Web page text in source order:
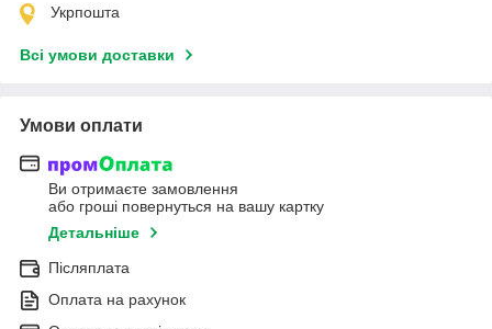
Укрпошта
Всі умови доставки
Умови оплати
Ви отримаєте замовлення
або гроші повернуться на вашу картку
Детальніше
Післяплата
Оплата на рахунок